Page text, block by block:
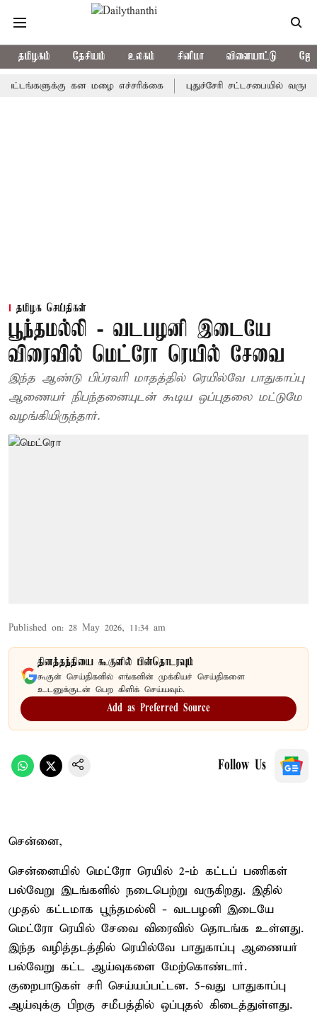
தமிழகம் தேசியம் உலகம் சினிமா விளையாட்டு
கன மழை எச்சரிக்கை புதுச்சேரி சட்டசபையில் வரும்
தமிழக செய்திகள்
பூந்தமல்லி - வடபழனி இடையே
விரைவில் மெட்ரோ ரெயில் சேவை
இந்த ஆண்டு பிப்ரவரி மாதத்தில் ரெயில்வே பாதுகாப்பு
ஆணையர் நிபந்தனையுடன் கூடிய ஒப்புதலை மட்டுமே
வழங்கியிருந்தார்.
Published on: 28 May 2026, 11:34 am
தினத்தந்தியை கூகுளில் பின்தொடரவும்
கூகுள் செய்திகளில் எங்களின் முக்கியச் செய்திகளை
உடனுக்குடன் பெற கிளிக் செய்யவும்.
Add as Preferred Source
Follow Us
சென்னை,
சென்னையில் மெட்ரோ ரெயில் 2-ம் கட்டப் பணிகள்
பல்வேறு இடங்களில் நடைபெற்று வருகிறது. இதில்
முதல் கட்டமாக பூந்தமல்லி - வடபழனி இடையே
மெட்ரோ ரெயில் சேவை விரைவில் தொடங்க உள்ளது.
இந்த வழித்தடத்தில் ரெயில்வே பாதுகாப்பு ஆணையர்
பல்வேறு கட்ட ஆய்வுகளை மேற்கொண்டார்.
குறைபாடுகள் சரி செய்யப்பட்டன. 5-வது பாதுகாப்பு
ஆய்வுக்கு பிறகு சமீபத்தில் ஒப்புதல் கிடைத்துள்ளது.